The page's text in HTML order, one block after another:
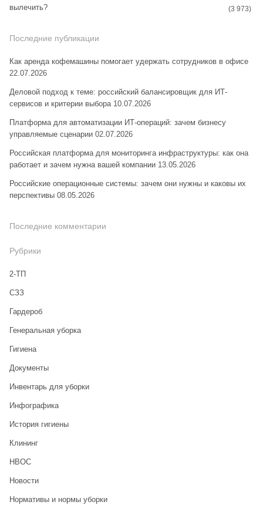
вылечить?
(3 973)
Последние публикации
Как аренда кофемашины помогает удержать сотрудников в офисе
22.07.2026
Деловой подход к теме: российский балансировщик для ИТ-
сервисов и критерии выбора 10.07.2026
Платформа для автоматизации ИТ-операций: зачем бизнесу
управляемые сценарии 02.07.2026
Российская платформа для мониторинга инфраструктуры: как она
работает и зачем нужна вашей компании 13.05.2026
Российские операционные системы: зачем они нужны и каковы их
перспективы 08.05.2026
Последние комментарии
Рубрики
2-ТП
CЗЗ
Гардероб
Генеральная уборка
Гигиена
Документы
Инвентарь для уборки
Инфографика
История гигиены
Клининг
НВОС
Новости
Нормативы и нормы уборки